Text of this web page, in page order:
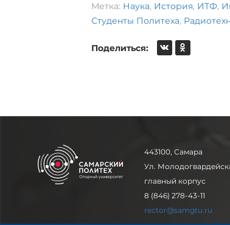
Метка: Наука, История, ИТФ,
Студенты Политеха,
Поделиться:
443100, Самара
Ул.
главный корпус
8 (846) 278-43-11
rector@samgtu.ru